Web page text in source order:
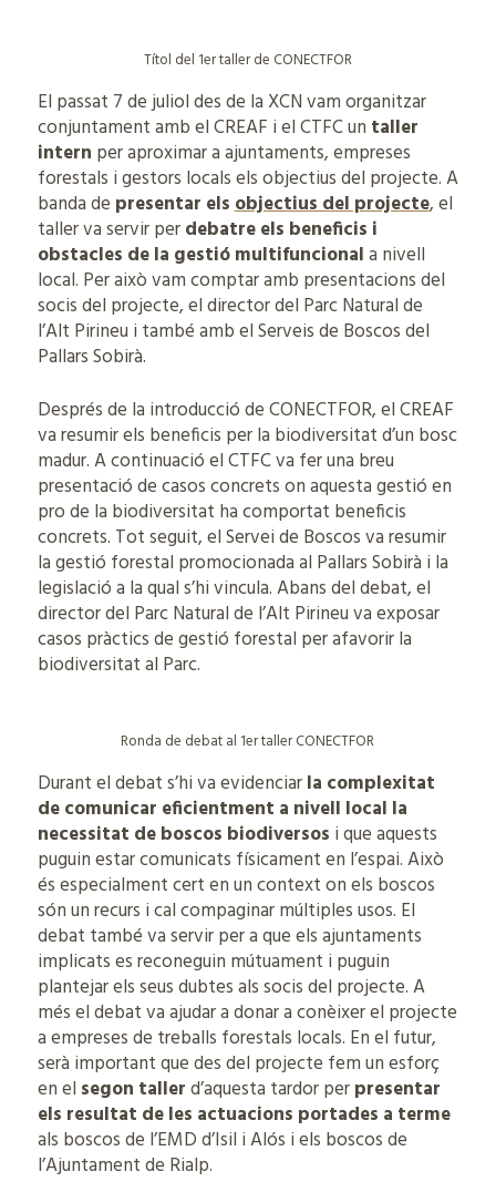
Títol del 1er taller de CONECTFOR
El passat 7 de juliol des de la XCN vam organitzar
conjuntament amb el CREAF i el CTFC un taller
intern per aproximar a ajuntaments, empreses
forestals i gestors locals els objectius del projecte. A
banda de presentar elsobjectius del projecte, el
taller va servir perdebatre els beneficis i
obstacles de la gestió multifuncionala nivell
local. Per això vam comptar amb presentacions del
socis del projecte, el director del Parc Natural de
l’Alt Pirineu i també amb el Serveis de Boscos del
Pallars Sobirà.
Després de la introducció de CONECTFOR, el CREAF
va resumir els beneficis per la biodiversitat d’un bosc
madur. A continuació el CTFC va fer una breu
presentació de casos concrets on aquesta gestió en
pro de la biodiversitat ha comportat beneficis
concrets. Tot seguit, el Servei de Boscos va resumir
la gestió forestal promocionada al Pallars Sobirà i la
legislació a la qual s’hi vincula. Abans del debat, el
director del Parc Natural de l’Alt Pirineu va exposar
casos pràctics de gestió forestal per afavorir la
biodiversitat al Parc.
Ronda de debat al 1er taller CONECTFOR
Durant el debat s’hi va evidenciarla complexitat
de comunicar eficientment a nivell local la
necessitat de boscos biodiversos i que aquests
puguin estar comunicats físicament en l’espai. Això
és especialment cert en un context on els boscos
són un recurs i cal compaginar múltiples usos. El
debat també va servir per a que els ajuntaments
implicats es reconeguin mútuament i puguin
plantejar els seus dubtes als socis del projecte. A
més el debat va ajudar a donar a conèixer el projecte
a empreses de treballs forestals locals. En el futur,
serà important que des del projecte fem un esforç
en el segon tallerd’aquesta tardor perpresentar
els resultat de les actuacions portades a terme
als boscos de l’EMD d’Isil i Alós i els boscos de
l’Ajuntament de Rialp.